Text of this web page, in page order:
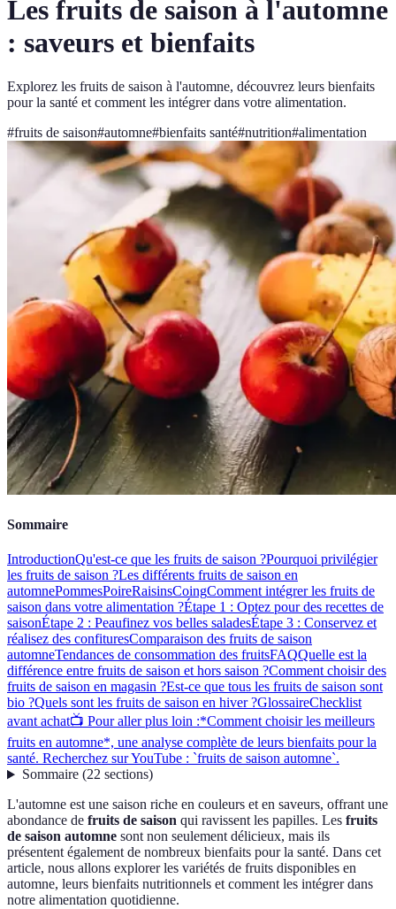
Les fruits de saison à l'automne
: saveurs et bienfaits
Explorez les fruits de saison à l'automne, découvrez leurs bienfaits
pour la santé et comment les intégrer dans votre alimentation.
#fruits de saison#automne#bienfaits santé#nutrition#alimentation
Sommaire
IntroductionQu'est-ce que les fruits de saison ?Pourquoi privilégier
les fruits de saison ?Les différents fruits de saison en
automnePommesPoireRaisinsCoingComment intégrer les fruits de
saison dans votre alimentation ?Étape 1 : Optez pour des recettes de
saisonÉtape 2 : Peaufinez vos belles saladesÉtape 3 : Conservez et
réalisez des confituresComparaison des fruits de saison
automneTendances de consommation des fruitsFAQQuelle est la
différence entre fruits de saison et hors saison ?Comment choisir des
fruits de saison en magasin ?Est-ce que tous les fruits de saison sont
bio ?Quels sont les fruits de saison en hiver ?GlossaireChecklist
avant achat📺 Pour aller plus loin :*Comment choisir les meilleurs
fruits en automne*, une analyse complète de leurs bienfaits pour la
santé. Recherchez sur YouTube : `fruits de saison automne`.
Sommaire(22 sections)
L'automne est une saison riche en couleurs et en saveurs, offrant une
abondance de fruits de saison qui ravissent les papilles. Les fruits
de saison automne sont non seulement délicieux, mais ils
présentent également de nombreux bienfaits pour la santé. Dans cet
article, nous allons explorer les variétés de fruits disponibles en
automne, leurs bienfaits nutritionnels et comment les intégrer dans
notre alimentation quotidienne.